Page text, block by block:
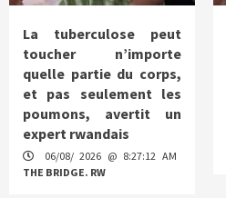
La tuberculose peut
toucher n’importe
quelle partie du corps,
et pas seulement les
poumons, avertit un
expert rwandais
06/08/ 2026 @ 8:27:12 AM
THE BRIDGE. RW